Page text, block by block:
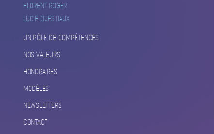
FLORENT ROGER
LUCIE QUESTIAUX
UN PÔLE DE COMPÉTENCES
NOS VALEURS
HONORAIRES
MODÈLES
NEWSLETTERS
CONTACT